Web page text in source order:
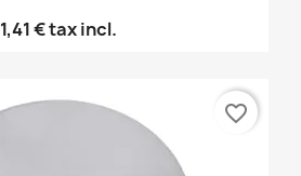
1,41 €tax incl.
favorite_border